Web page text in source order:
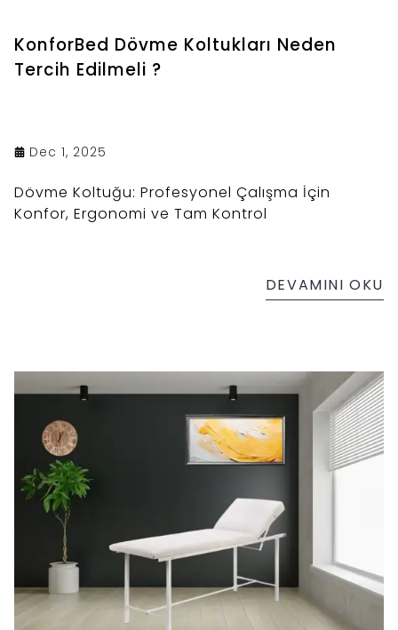
KonforBed Dövme Koltukları Neden
Tercih Edilmeli ?
Dec 1, 2025
Dövme Koltuğu: Profesyonel Çalışma İçin
Konfor, Ergonomi ve Tam Kontrol
DEVAMINI OKU